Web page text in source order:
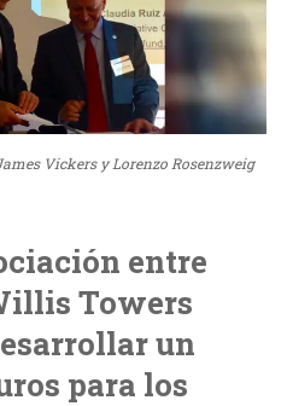
Vickers y Lorenzo Rosenzweig
entre
Towers
un
para los